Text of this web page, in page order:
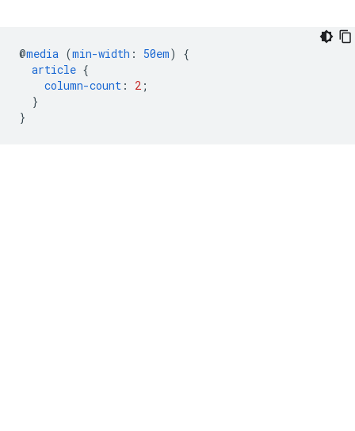
@media (min-width : 50em)
{
article {
column-count : 2 ;
}
}